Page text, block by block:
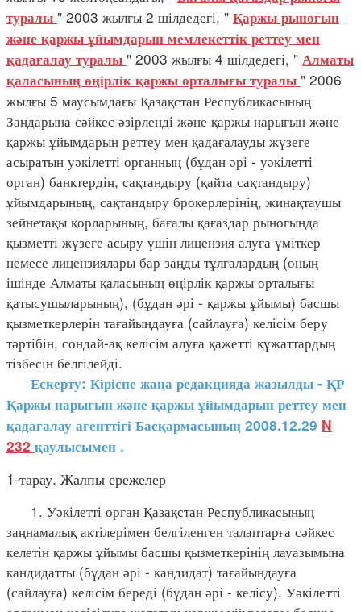
туралы " 2003 жылғы 2 шілдедегі, " Қаржы рыногын
және қаржы ұйымдарын мемлекеттік реттеу мен
қадағалау туралы " 2003 жылғы 4 шілдедегі, " Алматы
қаласының өңірлік қаржы орталығы туралы " 2006
жылғы 5 маусымдағы Қазақстан Республикасының
Заңдарына сәйкес әзірленді және қаржы нарығын және
қаржы ұйымдарын реттеу мен қадағалауды жүзеге
асыратын уәкілетті органның (бұдан әрі - уәкілетті
орган) банктердің, сақтандыру (қайта сақтандыру)
ұйымдарының, сақтандыру брокерлерінің, жинақтаушы
зейнетақы қорларының, бағалы қағаздар рыногында
қызметті жүзеге асыру үшін лицензия алуға үміткер
немесе лицензиялары бар заңды тұлғалардың (оның
ішінде Алматы қаласының өңірлік қаржы орталығы
қатысушыларының), (бұдан әрі - қаржы ұйымы) басшы
қызметкерлерін тағайындауға (сайлауға) келісім беру
тәртібін, сондай-ақ келісім алуға қажетті құжаттардың
тізбесін белгілейді.
Ескерту: Кіріспе жаңа редакцияда жазылды - ҚР
Қаржы нарығын және қаржы ұйымдарын реттеу мен
қадағалау агенттігі Басқармасының 2008.12.29 N
232 қаулысымен .
1-тарау. Жалпы ережелер
1. Уәкілетті орган Қазақстан Республикасының
заңнамалық актілерімен белгіленген талаптарға сәйкес
келетін қаржы ұйымы басшы қызметкерінің лауазымына
кандидатты (бұдан әрі - кандидат) тағайындауға
(сайлауға) келісім береді (бұдан әрі - келісу). Уәкілетті